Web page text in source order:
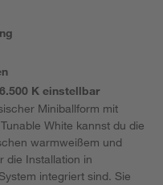
K einstellbar
Miniballform mit
White kannst du die
warmweißem und
die Installation in
integriert sind. Sie